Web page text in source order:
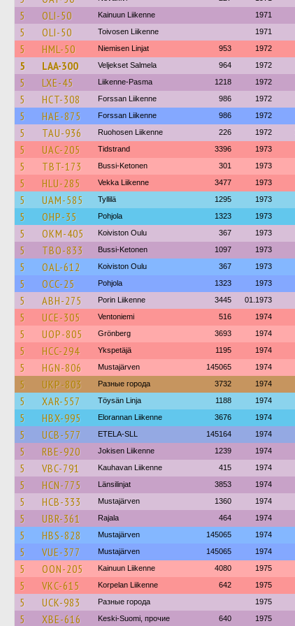
5 OLI-50 Kainuun Liikenne 1971
5 OLI-50 Toivosen Liikenne 1971
5 HML-50 Niemisen Linjat 953 1972
5 LAA-300 Veljekset Salmela 964 1972
5 LXE-45 Liikenne-Pasma 1218 1972
5 HCT-308 Forssan Liikenne 986 1972
5 HAE-875 Forssan Liikenne 986 1972
5 TAU-936 Ruohosen Liikenne 226 1972
5 UAC-205 Tidstrand 3396 1973
5 TBT-173 Bussi-Ketonen 301 1973
5 HLU-285 Vekka Liikenne 3477 1973
5 UAM-585 Tyllilä 1295 1973
5 OHP-35 Pohjola 1323 1973
5 OKM-405 Koiviston Oulu 367 1973
5 TBO-833 Bussi-Ketonen 1097 1973
5 OAL-612 Koiviston Oulu 367 1973
5 OCC-25 Pohjola 1323 1973
5 ABH-275 Porin Liikenne 3445 01.1973
5 UCE-305 Ventoniemi 516 1974
5 UOP-805 Grönberg 3693 1974
5 HCC-294 Ykspetäjä 1195 1974
5 HGN-806 Mustajärven 145065 1974
5 UKP-803 Разные города 3732 1974
5 XAR-557 Töysän Linja 1188 1974
5 HBX-995 Elorannan Liikenne 3676 1974
5 UCB-577 ETELA-SLL 145164 1974
5 RBE-920 Jokisen Liikenne 1239 1974
5 VBC-791 Kauhavan Liikenne 415 1974
5 HCN-775 Länsilinjat 3853 1974
5 HCB-333 Mustajärven 1360 1974
5 UBR-361 Rajala 464 1974
5 HBS-828 Mustajärven 145065 1974
5 VUE-377 Mustajärven 145065 1974
5 OON-205 Kainuun Liikenne 4080 1975
5 VKC-615 Korpelan Liikenne 642 1975
5 UCK-983 Разные города 1975
5 XBE-616 Keski-Suomi, прочие 640 1975